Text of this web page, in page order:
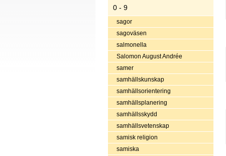
0 - 9
sagor
sagoväsen
salmonella
Salomon August Andrée
samer
samhällskunskap
samhällsorientering
samhällsplanering
samhällsskydd
samhällsvetenskap
samisk religion
samiska